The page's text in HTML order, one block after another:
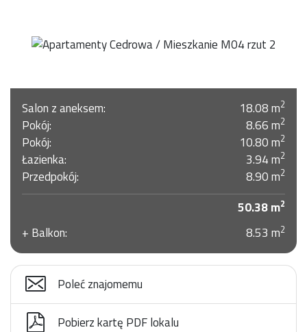
Salon z aneksem: 18.08 m2
Pokój: 8.66 m2
Pokój: 10.80 m2
Łazienka: 3.94 m2
Przedpokój: 8.90 m2
50.38 m2
Balkon: 8.53 m2
Poleć znajomemu
Pobierz kartę PDF lokalu